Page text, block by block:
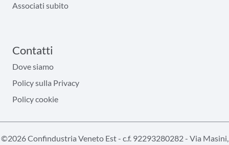
Associati subito
Contatti
Dove siamo
Policy sulla Privacy
Policy cookie
©2026 Confindustria Veneto Est - c.f. 92293280282 - Via Masini,